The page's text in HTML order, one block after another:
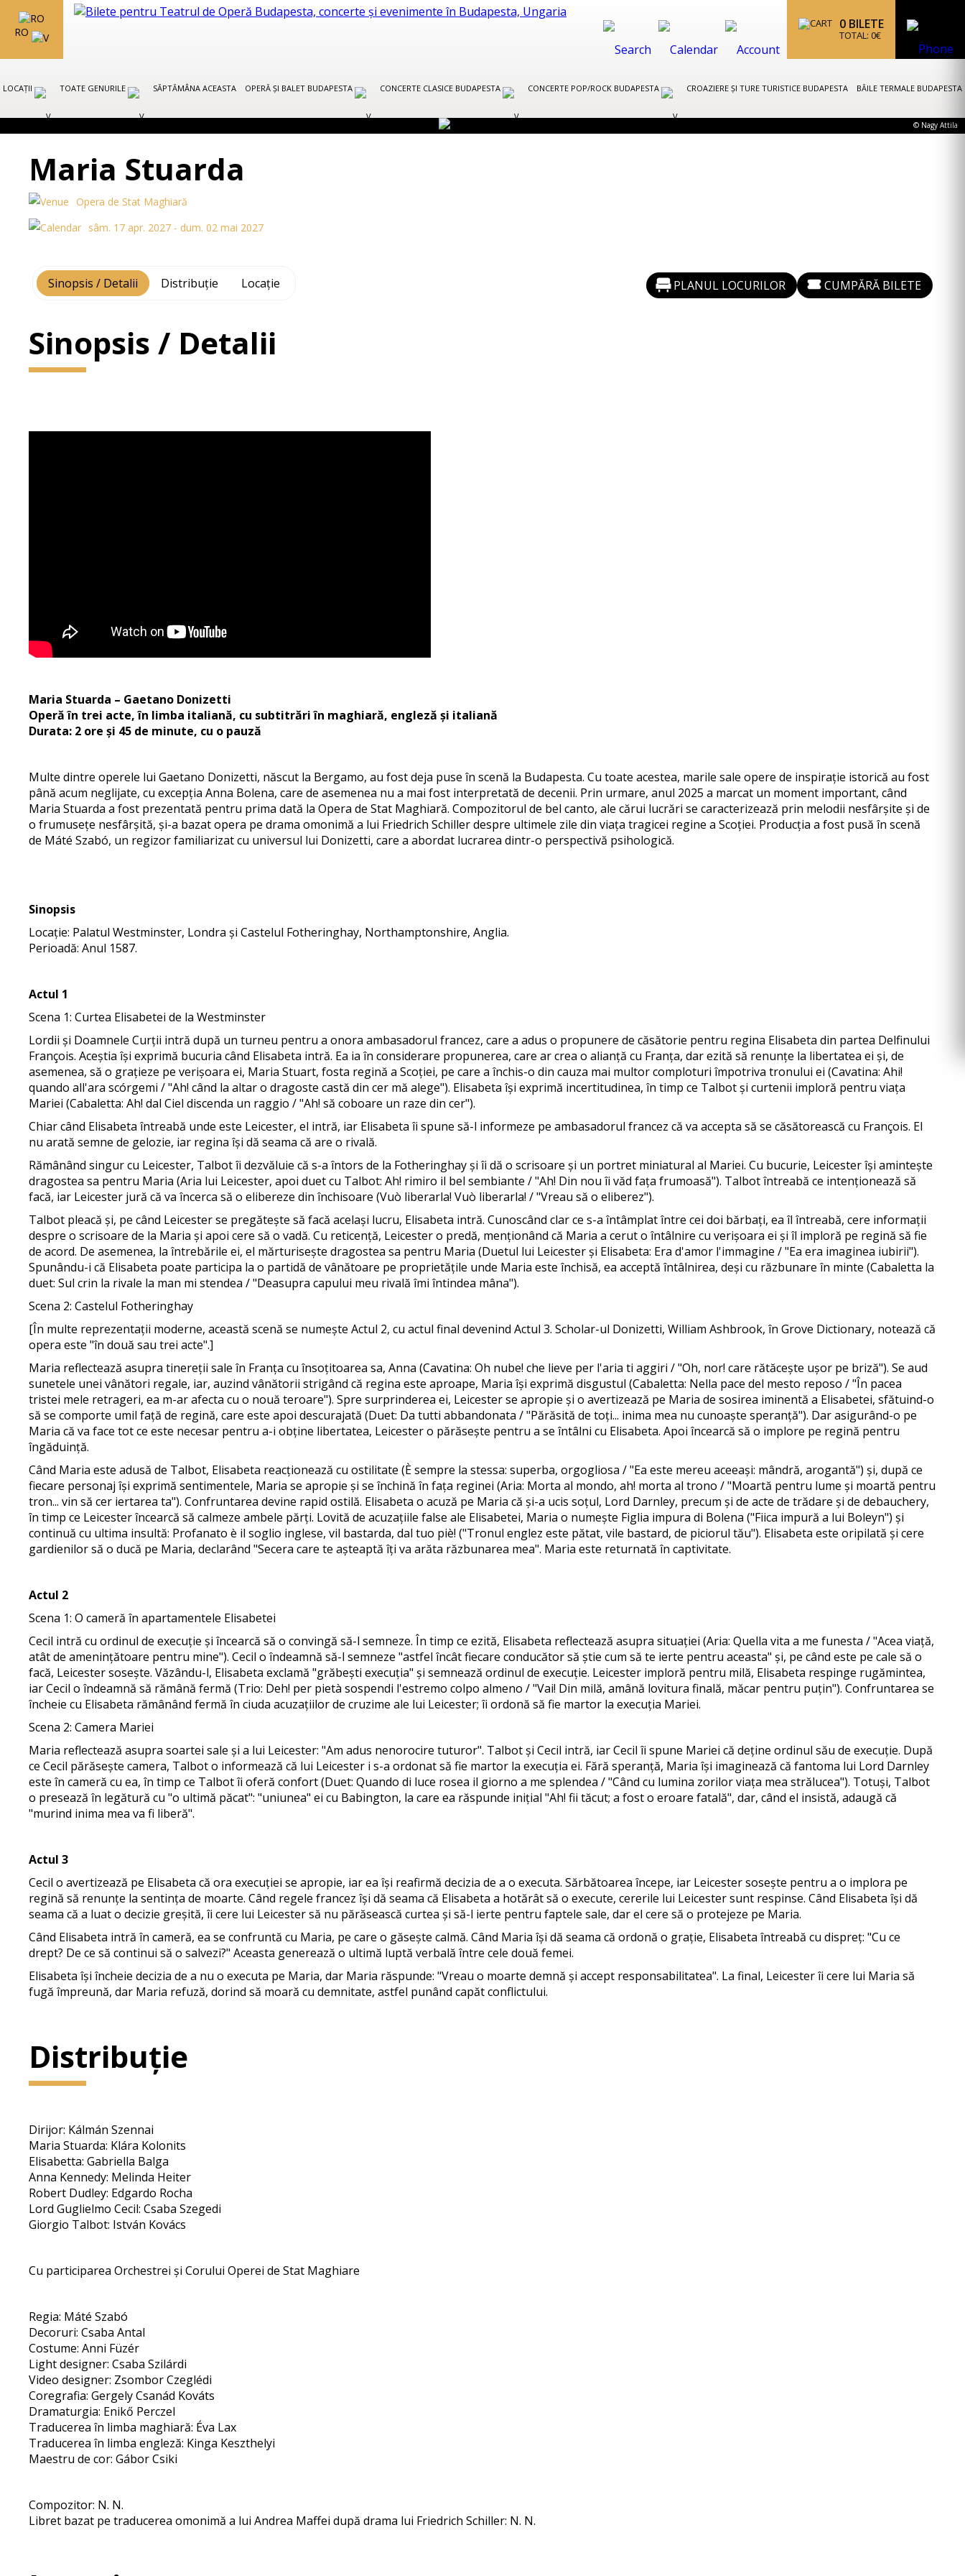
RO
0 BILETE
TOTAL: 0€
LOCAȚII TOATE GENURILE SĂPTĂMÂNA ACEASTA OPERĂ ȘI BALET BUDAPESTA CONCERTE CLASICE BUDAPESTA CONCERTE POP/ROCK BUDAPESTA CROAZIERE ȘI TURE TURISTICE BUDAPESTA BĂILE TERMALE BUDAPESTA
© Nagy Attila
Maria Stuarda
Opera de Stat Maghiară
sâm. 17 apr. 2027 - dum. 02 mai 2027
Sinopsis / Detalii Distribuție Locație PLANUL LOCURILOR CUMPĂRĂ BILETE
Sinopsis / Detalii
Maria Stuarda – Gaetano Donizetti
Operă în trei acte, în limba italiană, cu subtitrări în maghiară, engleză și italiană
Durata: 2 ore și 45 de minute, cu o pauză
Multe dintre operele lui Gaetano Donizetti, născut la Bergamo, au fost deja puse în scenă la Budapesta. Cu toate acestea, marile sale opere de inspirație istorică au fost
până acum neglijate, cu excepția Anna Bolena, care de asemenea nu a mai fost interpretată de decenii. Prin urmare, anul 2025 a marcat un moment important, când
Maria Stuarda a fost prezentată pentru prima dată la Opera de Stat Maghiară. Compozitorul de bel canto, ale cărui lucrări se caracterizează prin melodii nesfârșite și de
o frumusețe nesfârșită, și-a bazat opera pe drama omonimă a lui Friedrich Schiller despre ultimele zile din viața tragicei regine a Scoției. Producția a fost pusă în scenă
de Máté Szabó, un regizor familiarizat cu universul lui Donizetti, care a abordat lucrarea dintr-o perspectivă psihologică.
Sinopsis
Locație: Palatul Westminster, Londra și Castelul Fotheringhay, Northamptonshire, Anglia.
Perioadă: Anul 1587.
Actul 1
Scena 1: Curtea Elisabetei de la Westminster
Lordii și Doamnele Curții intră după un turneu pentru a onora ambasadorul francez, care a adus o propunere de căsătorie pentru regina Elisabeta din partea Delfinului
François. Aceștia își exprimă bucuria când Elisabeta intră. Ea ia în considerare propunerea, care ar crea o alianță cu Franța, dar ezită să renunțe la libertatea ei și, de
asemenea, să o grațieze pe verișoara ei, Maria Stuart, fosta regină a Scoției, pe care a închis-o din cauza mai multor comploturi împotriva tronului ei (Cavatina: Ahi!
quando all'ara scórgemi / "Ah! când la altar o dragoste castă din cer mă alege"). Elisabeta își exprimă incertitudinea, în timp ce Talbot și curtenii imploră pentru viața
Mariei (Cabaletta: Ah! dal Ciel discenda un raggio / "Ah! să coboare un raze din cer").
Chiar când Elisabeta întreabă unde este Leicester, el intră, iar Elisabeta îi spune să-l informeze pe ambasadorul francez că va accepta să se căsătorească cu François. El
nu arată semne de gelozie, iar regina își dă seama că are o rivală.
Rămânând singur cu Leicester, Talbot îi dezvăluie că s-a întors de la Fotheringhay și îi dă o scrisoare și un portret miniatural al Mariei. Cu bucurie, Leicester își amintește
dragostea sa pentru Maria (Aria lui Leicester, apoi duet cu Talbot: Ah! rimiro il bel sembiante / "Ah! Din nou îi văd fața frumoasă"). Talbot întreabă ce intenționează să
facă, iar Leicester jură că va încerca să o elibereze din închisoare (Vuò liberarla! Vuò liberarla! / "Vreau să o eliberez").
Talbot pleacă și, pe când Leicester se pregătește să facă același lucru, Elisabeta intră. Cunoscând clar ce s-a întâmplat între cei doi bărbați, ea îl întreabă, cere informații
despre o scrisoare de la Maria și apoi cere să o vadă. Cu reticență, Leicester o predă, menționând că Maria a cerut o întâlnire cu verișoara ei și îl imploră pe regină să fie
de acord. De asemenea, la întrebările ei, el mărturisește dragostea sa pentru Maria (Duetul lui Leicester și Elisabeta: Era d'amor l'immagine / "Ea era imaginea iubirii").
Spunându-i că Elisabeta poate participa la o partidă de vânătoare pe proprietățile unde Maria este închisă, ea acceptă întâlnirea, deși cu răzbunare în minte (Cabaletta la
duet: Sul crin la rivale la man mi stendea / "Deasupra capului meu rivală îmi întindea mâna").
Scena 2: Castelul Fotheringhay
[În multe reprezentații moderne, această scenă se numește Actul 2, cu actul final devenind Actul 3. Scholar-ul Donizetti, William Ashbrook, în Grove Dictionary, notează că
opera este "în două sau trei acte".]
Maria reflectează asupra tinereții sale în Franța cu însoțitoarea sa, Anna (Cavatina: Oh nube! che lieve per l'aria ti aggiri / "Oh, nor! care rătăcește ușor pe briză"). Se aud
sunetele unei vânători regale, iar, auzind vânătorii strigând că regina este aproape, Maria își exprimă disgustul (Cabaletta: Nella pace del mesto reposo / "În pacea
tristei mele retrageri, ea m-ar afecta cu o nouă teroare"). Spre surprinderea ei, Leicester se apropie și o avertizează pe Maria de sosirea iminentă a Elisabetei, sfătuind-o
să se comporte umil față de regină, care este apoi descurajată (Duet: Da tutti abbandonata / "Părăsită de toți... inima mea nu cunoaște speranță"). Dar asigurând-o pe
Maria că va face tot ce este necesar pentru a-i obține libertatea, Leicester o părăsește pentru a se întâlni cu Elisabeta. Apoi încearcă să o implore pe regină pentru
îngăduință.
Când Maria este adusă de Talbot, Elisabeta reacționează cu ostilitate (È sempre la stessa: superba, orgogliosa / "Ea este mereu aceeași: mândră, arogantă") și, după ce
fiecare personaj își exprimă sentimentele, Maria se apropie și se închină în fața reginei (Aria: Morta al mondo, ah! morta al trono / "Moartă pentru lume și moartă pentru
tron... vin să cer iertarea ta"). Confruntarea devine rapid ostilă. Elisabeta o acuză pe Maria că și-a ucis soțul, Lord Darnley, precum și de acte de trădare și de debauchery,
în timp ce Leicester încearcă să calmeze ambele părți. Lovită de acuzațiile false ale Elisabetei, Maria o numește Figlia impura di Bolena ("Fiica impură a lui Boleyn") și
continuă cu ultima insultă: Profanato è il soglio inglese, vil bastarda, dal tuo piè! ("Tronul englez este pătat, vile bastard, de piciorul tău"). Elisabeta este oripilată și cere
gardienilor să o ducă pe Maria, declarând "Secera care te așteaptă îți va arăta răzbunarea mea". Maria este returnată în captivitate.
Actul 2
Scena 1: O cameră în apartamentele Elisabetei
Cecil intră cu ordinul de execuție și încearcă să o convingă să-l semneze. În timp ce ezită, Elisabeta reflectează asupra situației (Aria: Quella vita a me funesta / "Acea viață,
atât de amenințătoare pentru mine"). Cecil o îndeamnă să-l semneze "astfel încât fiecare conducător să știe cum să te ierte pentru aceasta" și, pe când este pe cale să o
facă, Leicester sosește. Văzându-l, Elisabeta exclamă "grăbești execuția" și semnează ordinul de execuție. Leicester imploră pentru milă, Elisabeta respinge rugămintea,
iar Cecil o îndeamnă să rămână fermă (Trio: Deh! per pietà sospendi l'estremo colpo almeno / "Vai! Din milă, amână lovitura finală, măcar pentru puțin"). Confruntarea se
încheie cu Elisabeta rămânând fermă în ciuda acuzațiilor de cruzime ale lui Leicester; îi ordonă să fie martor la execuția Mariei.
Scena 2: Camera Mariei
Maria reflectează asupra soartei sale și a lui Leicester: "Am adus nenorocire tuturor". Talbot și Cecil intră, iar Cecil îi spune Mariei că deține ordinul său de execuție. După
ce Cecil părăsește camera, Talbot o informează că lui Leicester i s-a ordonat să fie martor la execuția ei. Fără speranță, Maria își imaginează că fantoma lui Lord Darnley
este în cameră cu ea, în timp ce Talbot îi oferă confort (Duet: Quando di luce rosea il giorno a me splendea / "Când cu lumina zorilor viața mea strălucea"). Totuși, Talbot
o presează în legătură cu "o ultimă păcat": "uniunea" ei cu Babington, la care ea răspunde inițial "Ah! fii tăcut; a fost o eroare fatală", dar, când el insistă, adaugă că
"murind inima mea va fi liberă".
Actul 3
Cecil o avertizează pe Elisabeta că ora execuției se apropie, iar ea își reafirmă decizia de a o executa. Sărbătoarea începe, iar Leicester sosește pentru a o implora pe
regină să renunțe la sentința de moarte. Când regele francez își dă seama că Elisabeta a hotărât să o execute, cererile lui Leicester sunt respinse. Când Elisabeta își dă
seama că a luat o decizie greșită, îi cere lui Leicester să nu părăsească curtea și să-l ierte pentru faptele sale, dar el cere să o protejeze pe Maria.
Când Elisabeta intră în cameră, ea se confruntă cu Maria, pe care o găsește calmă. Când Maria își dă seama că ordonă o grație, Elisabeta întreabă cu dispreț: "Cu ce
drept? De ce să continui să o salvezi?" Aceasta generează o ultimă luptă verbală între cele două femei.
Elisabeta își încheie decizia de a nu o executa pe Maria, dar Maria răspunde: "Vreau o moarte demnă și accept responsabilitatea". La final, Leicester îi cere lui Maria să
fugă împreună, dar Maria refuză, dorind să moară cu demnitate, astfel punând capăt conflictului.
Distribuție
Dirijor: Kálmán Szennai
Maria Stuarda: Klára Kolonits
Elisabetta: Gabriella Balga
Anna Kennedy: Melinda Heiter
Robert Dudley: Edgardo Rocha
Lord Guglielmo Cecil: Csaba Szegedi
Giorgio Talbot: István Kovács
Cu participarea Orchestrei și Corului Operei de Stat Maghiare
Regia: Máté Szabó
Decoruri: Csaba Antal
Costume: Anni Füzér
Light designer: Csaba Szilárdi
Video designer: Zsombor Czeglédi
Coregrafia: Gergely Csanád Kováts
Dramaturgia: Enikő Perczel
Traducerea în limba maghiară: Éva Lax
Traducerea în limba engleză: Kinga Keszthelyi
Maestru de cor: Gábor Csiki
Compozitor: N. N.
Libret bazat pe traducerea omonimă a lui Andrea Maffei după drama lui Friedrich Schiller: N. N.